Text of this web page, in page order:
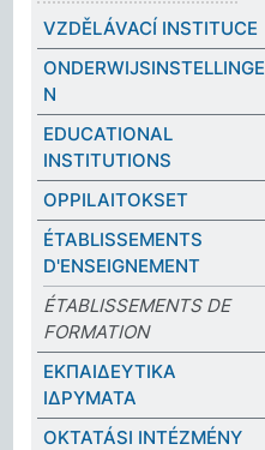
VZDĚLÁVACÍ INSTITUCE
ONDERWIJSINSTELLINGE
N
EDUCATIONAL
INSTITUTIONS
OPPILAITOKSET
ÉTABLISSEMENTS
D'ENSEIGNEMENT
ÉTABLISSEMENTS DE
FORMATION
ΕΚΠΑΙΔΕΥΤΙΚΑ
ΙΔΡΥΜΑΤΑ
OKTATÁSI INTÉZMÉNY